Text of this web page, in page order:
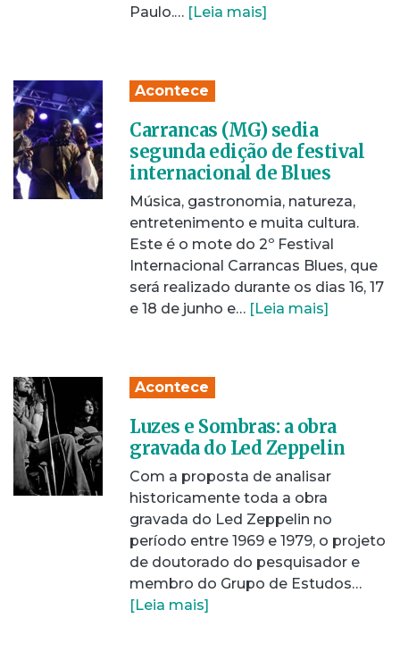
Paulo.… [Leia mais]
Acontece
Carrancas (MG) sedia
segunda edição de festival
internacional de Blues
Música, gastronomia, natureza,
entretenimento e muita cultura.
Este é o mote do 2º Festival
Internacional Carrancas Blues, que
será realizado durante os dias 16, 17
e 18 de junho e… [Leia mais]
Acontece
Luzes e Sombras: a obra
gravada do Led Zeppelin
Com a proposta de analisar
historicamente toda a obra
gravada do Led Zeppelin no
período entre 1969 e 1979, o projeto
de doutorado do pesquisador e
membro do Grupo de Estudos…
[Leia mais]